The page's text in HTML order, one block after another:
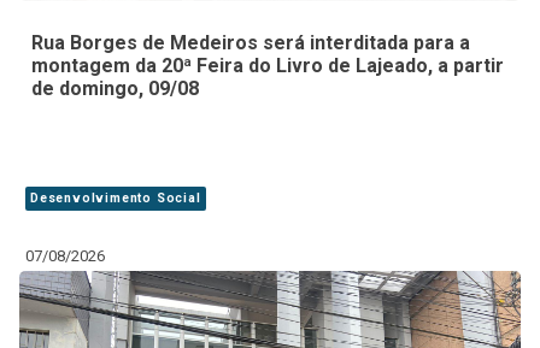
Rua Borges de Medeiros será interditada para a
montagem da 20ª Feira do Livro de Lajeado, a partir
de domingo, 09/08
Desenvolvimento Social
07/08/2026